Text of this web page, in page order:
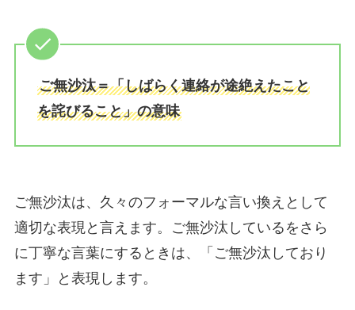
ご無沙汰＝「しばらく連絡が途絶えたこと
を詫びること」の意味
ご無沙汰は、久々のフォーマルな言い換えとして
適切な表現と言えます。ご無沙汰しているをさら
に丁寧な言葉にするときは、「ご無沙汰しており
ます」と表現します。